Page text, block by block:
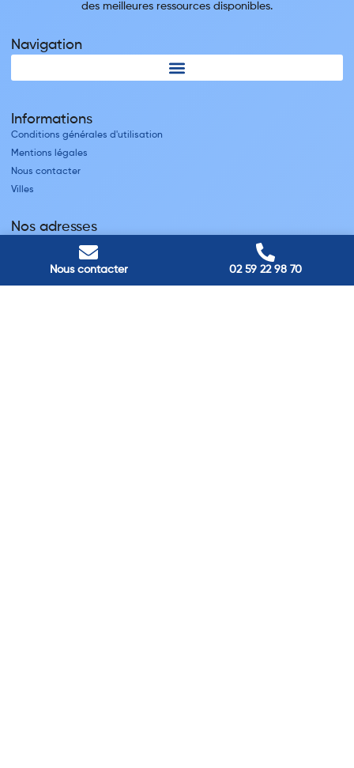
Nous contacter 02 59 22 98 70
des meilleures ressources disponibles.
Navigation
Informations
Conditions générales d'utilisation
Mentions légales
Nous contacter
Villes
Nos adresses
45 avenue Winston Churchill, Louviers, France
Pont-Audemer